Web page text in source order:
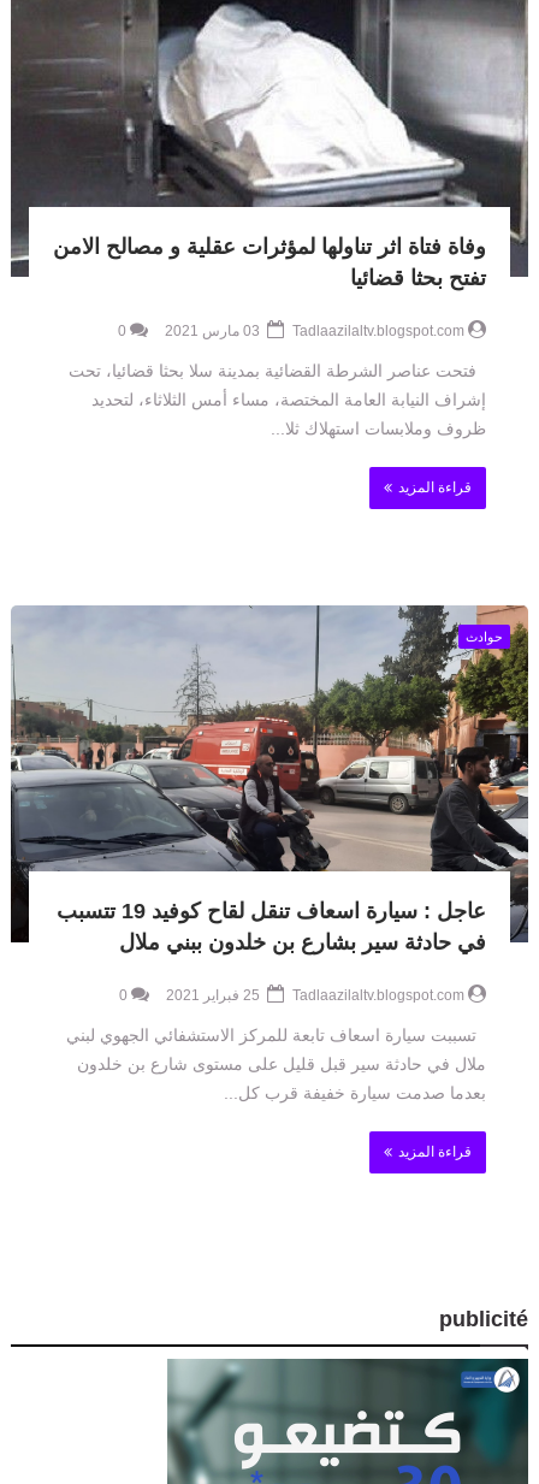
وفاة فتاة اثر تناولها لمؤثرات عقلية و مصالح الامن
تفتح بحثا قضائيا
Tadlaazilaltv.blogspot.com
0
فتحت عناصر الشرطة القضائية بمدينة سلا بحثا قضائيا، تحت
إشراف النيابة العامة المختصة، مساء أمس الثلاثاء، لتحديد
ظروف وملابسات استهلاك ثلا...
قراءة المزيد
حوادث
عاجل : سيارة اسعاف تنقل لقاح كوفيد 19 تتسبب
في حادثة سير بشارع بن خلدون ببني ملال
Tadlaazilaltv.blogspot.com
0
تسببت سيارة اسعاف تابعة للمركز الاستشفائي الجهوي لبني
ملال في حادثة سير قبل قليل على مستوى شارع بن خلدون
بعدما صدمت سيارة خفيفة قرب كل...
قراءة المزيد
publicité